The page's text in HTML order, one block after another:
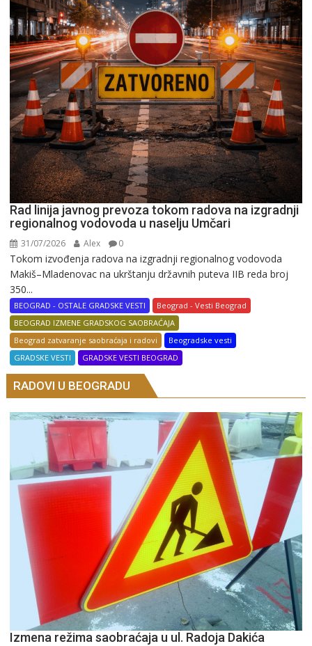
Rad linija javnog prevoza tokom radova na izgradnji
regionalnog vodovoda u naselju Umčari
31/07/2026 Alex 0
Tokom izvođenja radova na izgradnji regionalnog vodovoda
Makiš–Mladenovac na ukrštanju državnih puteva IIB reda broj
350...
BEOGRAD - OSTALE GRADSKE VESTI
Beograd - Vesti Beograd
BEOGRAD IZMENE GRADSKOG SAOBRAĆAJA
Beograd zatvaranje saobraćaja i radovi
Beogradske vesti
GRADSKE VESTI
GRADSKE VESTI BEOGRAD
RADOVI U BEOGRADU
Izmena režima saobraćaja u ul. Radoja Dakića